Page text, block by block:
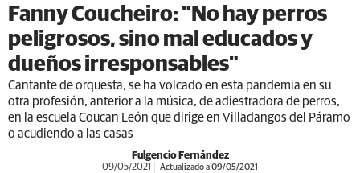
Fanny Coucheiro: "No hay perros
peligrosos, sino mal educados y
dueños irresponsables"
Cantante de orquesta, se ha volcado en esta pandemia en su
otra profesión, anterior a la música, de adiestradora de perros,
en la escuela Coucan León que dirige en Villadangos del Páramo
o acudiendo a las casas
Fulgencio Fernández
09/05/2021 Actualizado a 09/05/2021